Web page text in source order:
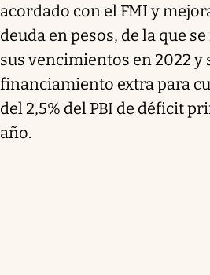
acordado con el FMI y
deuda en pesos, de la que
sus vencimientos en 2022 y
financiamiento extra para
del 2,5% del PBI de déficit
año.